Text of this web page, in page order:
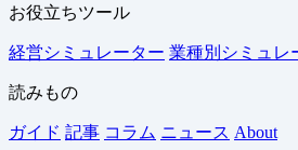
お役立ちツール
経営シミュレーター 業種別シミュレ
読みもの
ガイド 記事 コラム ニュース About